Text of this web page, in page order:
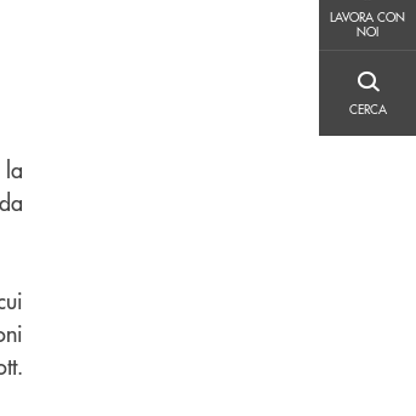
LAVORA CON
NOI
CERCA